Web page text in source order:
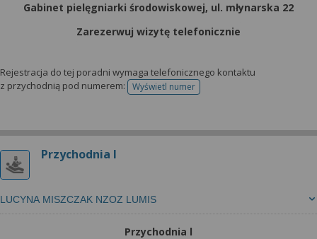
Gabinet pielęgniarki środowiskowej, ul. młynarska 22
Zarezerwuj wizytę telefonicznie
Rejestracja do tej poradni wymaga telefonicznego kontaktu
z przychodnią pod numerem:
Wyświetl numertelefonu do rejestracji
Przychodnia l
LUCYNA MISZCZAK NZOZ LUMIS
Przychodnia l